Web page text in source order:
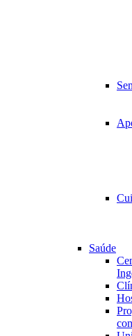
Saúde